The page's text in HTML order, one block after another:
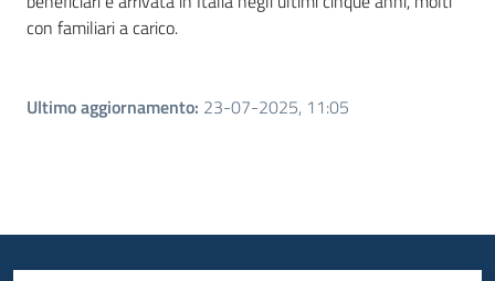
con familiari a carico.
Ultimo aggiornamento: 23-07-2025, 11:05